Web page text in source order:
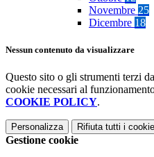
Novembre 25
Dicembre 18
Nessun contenuto da visualizzare
Questo sito o gli strumenti terzi
cookie necessari al
COOKIE POLICY.
Personalizza Rifiuta tutti i
Gestione cookie